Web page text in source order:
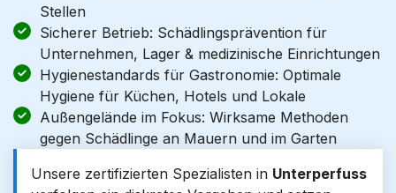
Stellen
Sicherer Betrieb: Schädlingsprävention für
Unternehmen, Lager & medizinische Einrichtungen
Hygienestandards für Gastronomie: Optimale
Hygiene für Küchen, Hotels und Lokale
Außengelände im Fokus: Wirksame Methoden
gegen Schädlinge an Mauern und im Garten
Unsere zertifizierten Spezialisten in Unterperfuss